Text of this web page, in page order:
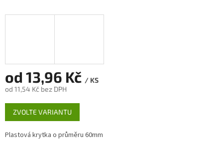
od 13,96 Kč / KS
od 11,54 Kč bez DPH
Měrná
cena:
ZVOLTE VARIANTU
Plastová krytka o průměru 60mm